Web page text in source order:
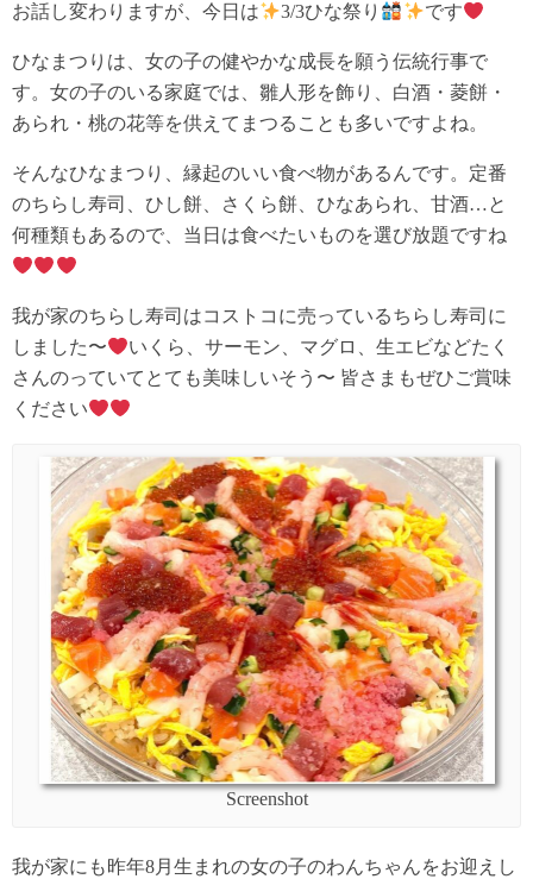
お話し変わりますが、今日は 3/3ひな祭り です
ひなまつりは、女の子の健やかな成長を願う伝統行事で
す。女の子のいる家庭では、雛人形を飾り、白酒・菱餅・
あられ・桃の花等を供えてまつることも多いですよね。
そんなひなまつり、縁起のいい食べ物があるんです。定番
のちらし寿司、ひし餅、さくら餅、ひなあられ、甘酒…と
何種類もあるので、当日は食べたいものを選び放題ですね
我が家のちらし寿司はコストコに売っているちらし寿司に
しました〜
いくら、サーモン、マグロ、生エビなどたく
さんのっていてとても美味しいそう〜 皆さまもぜひご賞味
ください
Screenshot
我が家にも昨年8月生まれの女の子のわんちゃんをお迎えし